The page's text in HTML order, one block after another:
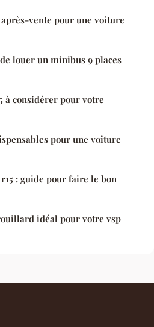
vente pour une voiture
louer un minibus 9 places
à considérer pour votre
pour une voiture
: guide pour faire le bon
idéal pour votre vsp